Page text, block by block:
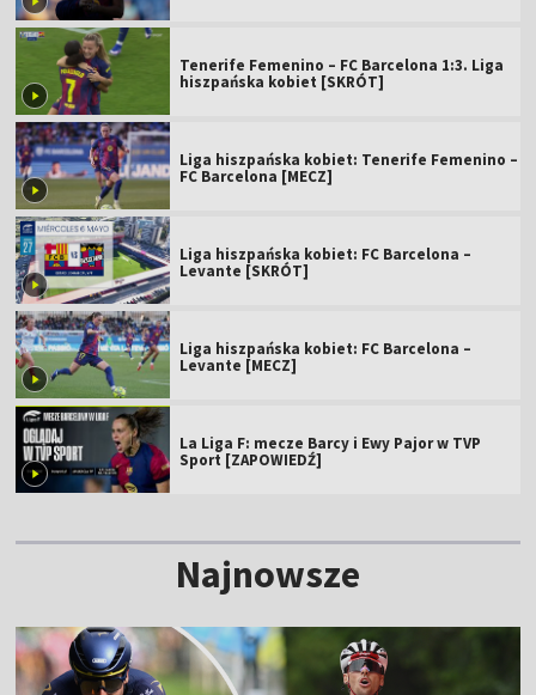
Tenerife Femenino – FC Barcelona 1:3. Liga
hiszpańska kobiet [SKRÓT]
Liga hiszpańska kobiet: Tenerife Femenino –
FC Barcelona [MECZ]
Liga hiszpańska kobiet: FC Barcelona –
Levante [SKRÓT]
Liga hiszpańska kobiet: FC Barcelona –
Levante [MECZ]
La Liga F: mecze Barcy i Ewy Pajor w TVP
Sport [ZAPOWIEDŹ]
Najnowsze